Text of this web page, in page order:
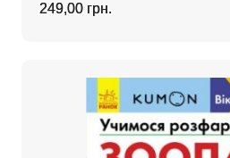
249,00 грн.